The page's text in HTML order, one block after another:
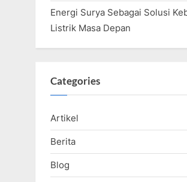
Energi Surya Sebagai Solusi
Listrik Masa Depan
Categories
Artikel
Berita
Blog